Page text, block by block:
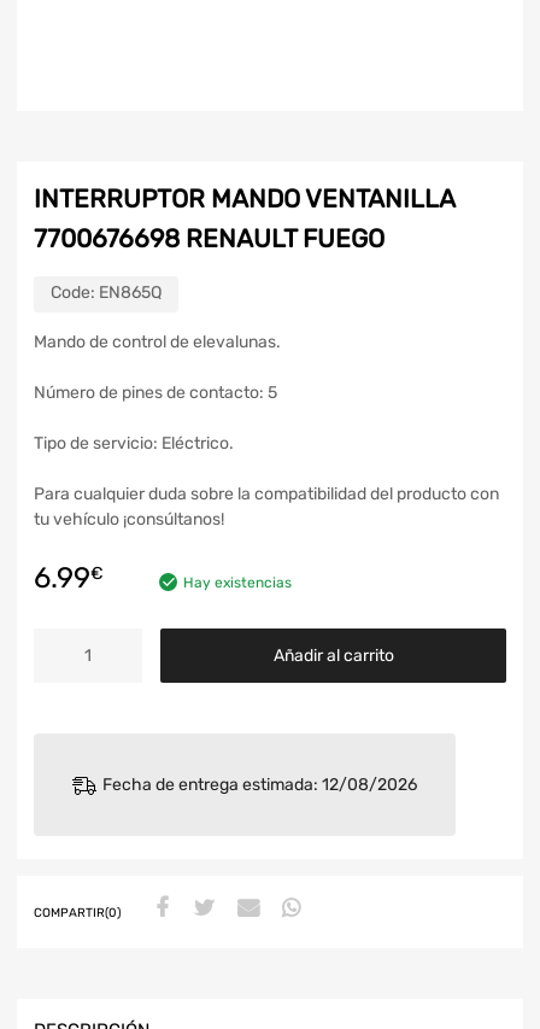
INTERRUPTOR MANDO VENTANILLA
7700676698 RENAULT FUEGO
Code: EN865Q
Mando de control de elevalunas.
Número de pines de contacto: 5
Tipo de servicio: Eléctrico.
Para cualquier duda sobre la compatibilidad del producto con
tu vehículo ¡consúltanos!
6.99€ Hay existencias
Añadir al carrito
Fecha de entrega estimada: 12/08/2026
COMPARTIR(0)